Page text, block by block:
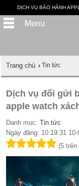
DỊCH VỤ BẢO HÀNH
Trang chủ › Tin tức
Dịch vụ đổi gửi
apple watch
Danh mục:Tin tức
Ngày đăng: 10:19:31
(5 trên